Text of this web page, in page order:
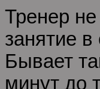
Тренер
занятие
Бывает
минут до